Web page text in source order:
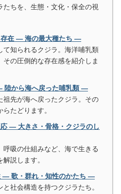
ちを、生態・文化・保全の視
存在 ― 海の最大種たち ―
て知られるクジラ。海洋哺乳類
その圧倒的な存在感を紹介しま
陸から海へ戻った哺乳類 ―
祖先が海へ戻ったクジラ。その
たどります。
― 大きさ・骨格・クジラのし
呼吸の仕組みなど、海で生きる
説します。
― 歌・群れ・知性のかたち ―
社会構造を持つクジラたち。